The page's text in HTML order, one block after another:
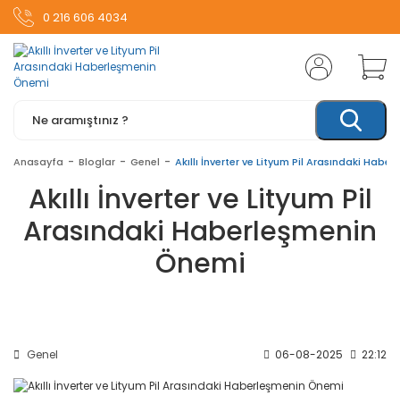
0 216 606 4034
Anasayfa Bloglar Genel Akıllı İnverter ve Lityum Pil Arasındaki
Akıllı İnverter ve Lityum Pil
Arasındaki Haberleşmenin
Önemi
Genel 06-08-2025 22:12